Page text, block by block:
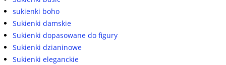
sukienki boho
Sukienki damskie
Sukienki dopasowane do figury
Sukienki dzianinowe
Sukienki eleganckie